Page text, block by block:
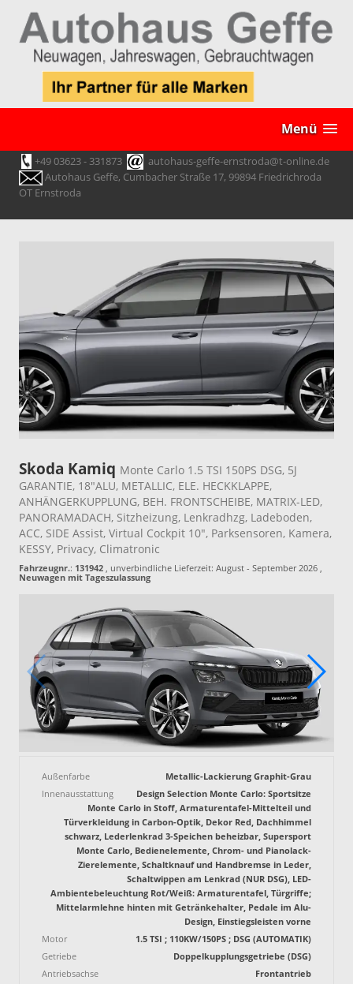
Menü
+49 03623 - 331873
autohaus-geffe-ernstroda@t-online.de
Autohaus Geffe, Cumbacher Straße 17, 99894 Friedrichroda
OT Ernstroda
Skoda Kamiq Monte Carlo 1.5 TSI 150PS DSG, 5J
GARANTIE, 18"ALU, METALLIC, ELE. HECKKLAPPE,
ANHÄNGERKUPPLUNG, BEH. FRONTSCHEIBE, MATRIX-LED,
PANORAMADACH, Sitzheizung, Lenkradhzg, Ladeboden,
ACC, SIDE Assist, Virtual Cockpit 10", Parksensoren, Kamera,
KESSY, Privacy, Climatronic
Fahrzeugnr.: 131942 , unverbindliche Lieferzeit: August - September 2026 ,
Neuwagen mit Tageszulassung
Außenfarbe
Metallic-Lackierung Graphit-Grau
Innenausstattung
Design Selection Monte Carlo: Sportsitze
Monte Carlo in Stoff, Armaturentafel-Mittelteil und
Türverkleidung in Carbon-Optik, Dekor Red, Dachhimmel
schwarz, Lederlenkrad 3-Speichen beheizbar, Supersport
Monte Carlo, Bedienelemente, Chrom- und Pianolack-
Zierelemente, Schaltknauf und Handbremse in Leder,
Schaltwippen am Lenkrad (NUR DSG), LED-
Ambientebeleuchtung Rot/Weiß: Armaturentafel, Türgriffe;
Mittelarmlehne hinten mit Getränkehalter, Pedale im Alu-
Design, Einstiegsleisten vorne
Motor
1.5 TSI ; 110KW/150PS ; DSG (AUTOMATIK)
Getriebe
Doppelkupplungsgetriebe (DSG)
Antriebsachse
Frontantrieb